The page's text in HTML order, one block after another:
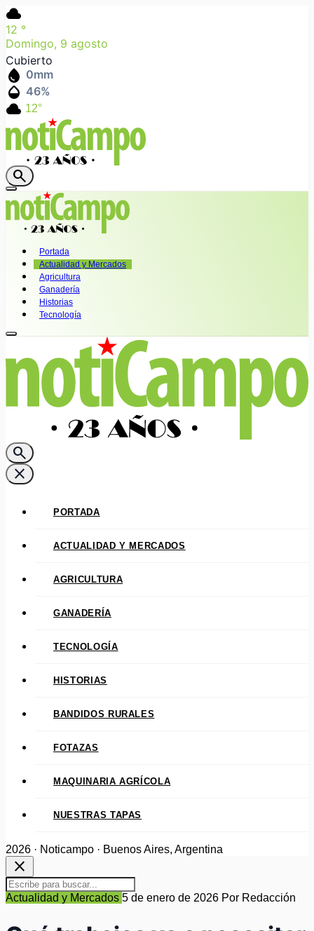
cloud
12 °
Domingo, 9 agosto
Cubierto
water_drop 0mm
humidity_mid 46%
cloud 12°
search
Portada
Actualidad y Mercados
Agricultura
Ganadería
Historias
Tecnología
search
close
PORTADA
ACTUALIDAD Y MERCADOS
AGRICULTURA
GANADERÍA
TECNOLOGÍA
HISTORIAS
BANDIDOS RURALES
FOTAZAS
MAQUINARIA AGRÍCOLA
NUESTRAS TAPAS
2026 · Noticampo · Buenos Aires, Argentina
close
Actualidad y Mercados 5 de enero de 2026 Por Redacción